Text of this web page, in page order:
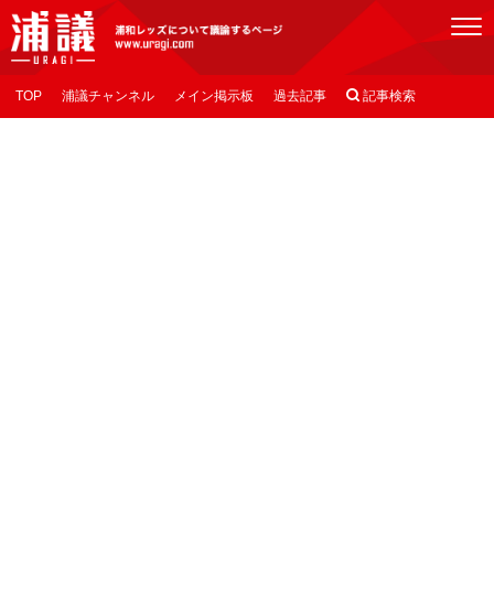
[浦議]浦和レッズについて議論するページ
TOP 浦議チャンネル メイン掲示板 過去記事  記事検索